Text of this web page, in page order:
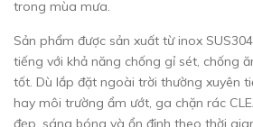
trong mùa mưa.
Sản phẩm được sản xuất từ inox
tiếng với khả năng chống gỉ sét, chống
tốt. Dù lắp đặt ngoài trời thường xuyên
hay môi trường ẩm ướt, ga chặn rác
đẹp, sáng bóng và ổn định theo thời